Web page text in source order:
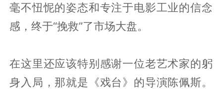
毫不忸怩的姿态和专注于电影工业的信念
感，终于“挽救”了市场大盘。
在这里还应该特别感谢一位老艺术家的躬
身入局，那就是《戏台》的导演陈佩斯。